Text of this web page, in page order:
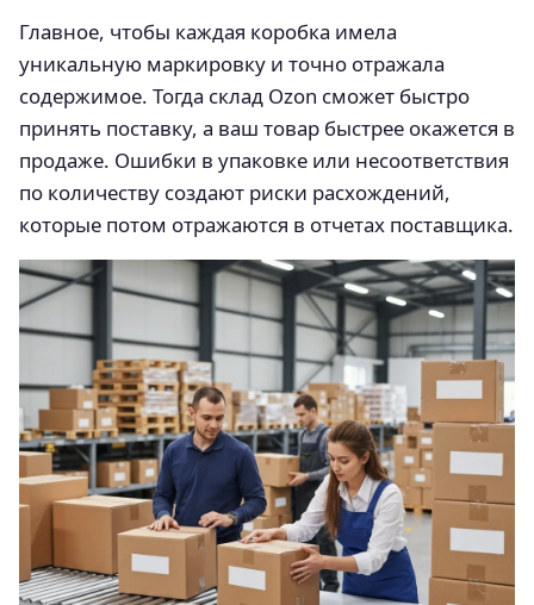
Главное, чтобы каждая коробка имела
уникальную маркировку и точно отражала
содержимое. Тогда склад Ozon сможет быстро
принять поставку, а ваш товар быстрее окажется в
продаже. Ошибки в упаковке или несоответствия
по количеству создают риски расхождений,
которые потом отражаются в отчетах поставщика.